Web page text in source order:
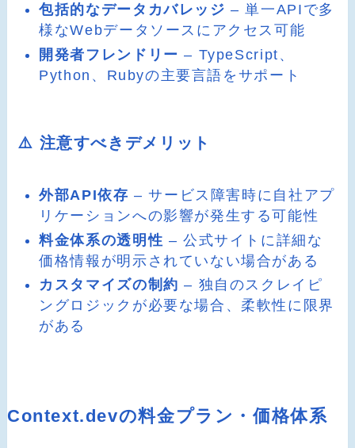
包括的なデータカバレッジ – 単一APIで多
様なWebデータソースにアクセス可能
開発者フレンドリー – TypeScript、
Python、Rubyの主要言語をサポート
⚠️ 注意すべきデメリット
外部API依存 – サービス障害時に自社アプ
リケーションへの影響が発生する可能性
料金体系の透明性 – 公式サイトに詳細な
価格情報が明示されていない場合がある
カスタマイズの制約 – 独自のスクレイピ
ングロジックが必要な場合、柔軟性に限界
がある
Context.devの料金プラン・価格体系